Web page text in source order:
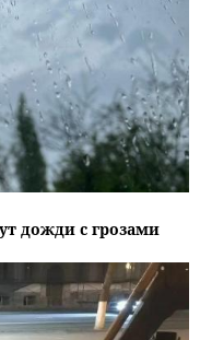
дожди с грозами